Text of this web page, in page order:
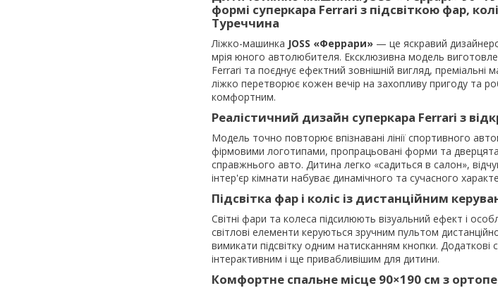
формі суперкара Ferrari з підсвіткою фар,
Туреччина
Ліжко-машинка JOSS «Феррари» — це яскравий
мрія юного автолюбителя. Ексклюзивна модель
Ferrari та поєднує ефектний зовнішній вигляд, преміальні
ліжко перетворює кожен вечір на захопливу пригоду та
комфортним.
Реалістичний дизайн суперкара Ferrari з
Модель точно повторює впізнавані лінії спортивного
фірмовими логотипами, пропрацьовані форми та
справжнього авто. Дитина легко «садиться в салон»,
інтер'єр кімнати набуває динамічного та сучасного
Підсвітка фар і коліс із дистанційним
Світні фари та колеса підсилюють візуальний ефект і
світлові елементи керуються зручним пультом
вимикати підсвітку одним натисканням кнопки. Додаткові
інтерактивним і ще привабливішим для дитини.
Комфортне спальне місце 90×190 см з